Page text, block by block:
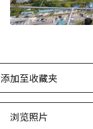
添加至收藏夹
浏览照片